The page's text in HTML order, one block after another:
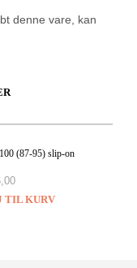
denne vare, kan
(87-95) slip-on
TIL KURV